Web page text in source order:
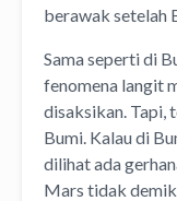
berawak setelah
Sama seperti di
fenomena langit
disaksikan. Tapi,
Bumi. Kalau di
dilihat ada
Mars tidak